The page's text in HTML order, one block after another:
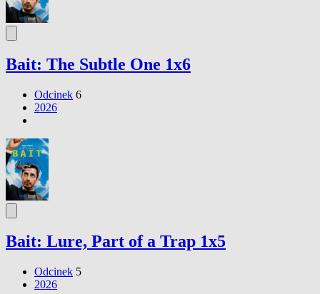
Bait: The Subtle One 1x6
Odcinek 6
2026
Bait: Lure, Part of a Trap 1x5
Odcinek 5
2026